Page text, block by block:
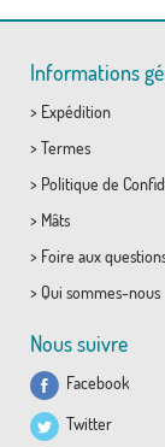
Informations
> Expédition
> Termes
> Politique de
> Mâts
> Foire aux
> Qui sommes-nous
Nous suivre
Facebook
Twitter